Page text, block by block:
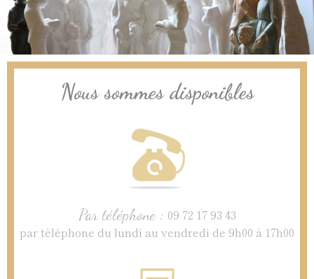
Nous sommes disponibles
Par téléphone : 09 72 17 93 43
par téléphone du lundi au vendredi de 9h00 à 17h00